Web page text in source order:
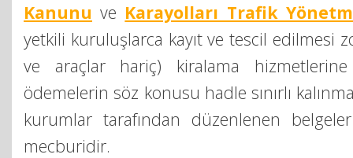
Kanunu ve Karayolları Trafik
yetkili kuruluşlarca kayıt ve tescil edilmesi
ve araçlar hariç) kiralama
ödemelerin söz konusu hadle sınırlı
kurumlar tarafından düzenlenen
mecburidir.